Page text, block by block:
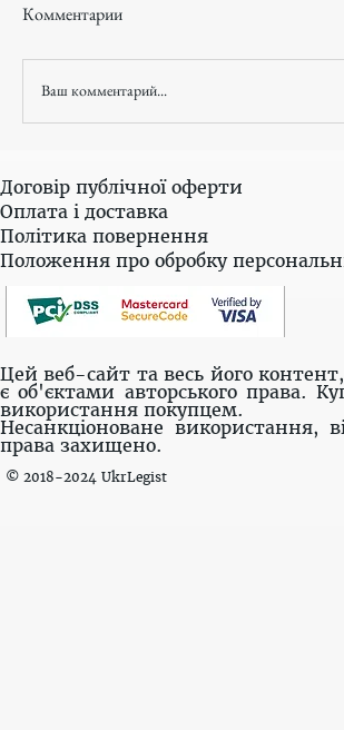
Комментарии
Ваш комментарий...
Договір публічної оферти
Оплата і доставка
Політика повернення
Положення про обробку
Цей веб-сайт та весь його
є об'єктами авторського права.
використання покупцем.
Несанкціоноване використання,
права захищено.
© 2018-2024 UkrLegist